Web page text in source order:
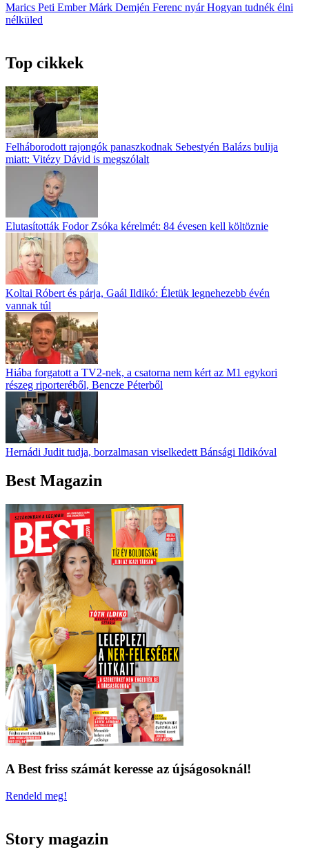
Marics Peti Ember Márk Demjén Ferenc nyárHogyan tudnék élni
nélküled
Top cikkek
Felháborodott rajongók panaszkodnak Sebestyén Balázs bulija
miatt: Vitézy Dávid is megszólalt
Elutasították Fodor Zsóka kérelmét: 84 évesen kell költöznie
Koltai Róbert és párja, Gaál Ildikó: Életük legnehezebb évén
vannak túl
Hiába forgatott a TV2-nek, a csatorna nem kért az M1 egykori
részeg riporteréből, Bencze Péterből
Hernádi Judit tudja, borzalmasan viselkedett Bánsági Ildikóval
Best Magazin
A Best friss számát keresse az újságosoknál!
Rendeld meg!
Story magazin